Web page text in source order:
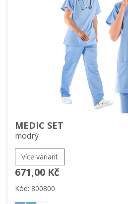
MEDIC SET
modrý
Více variant
671,00 Kč
Kód: 800800